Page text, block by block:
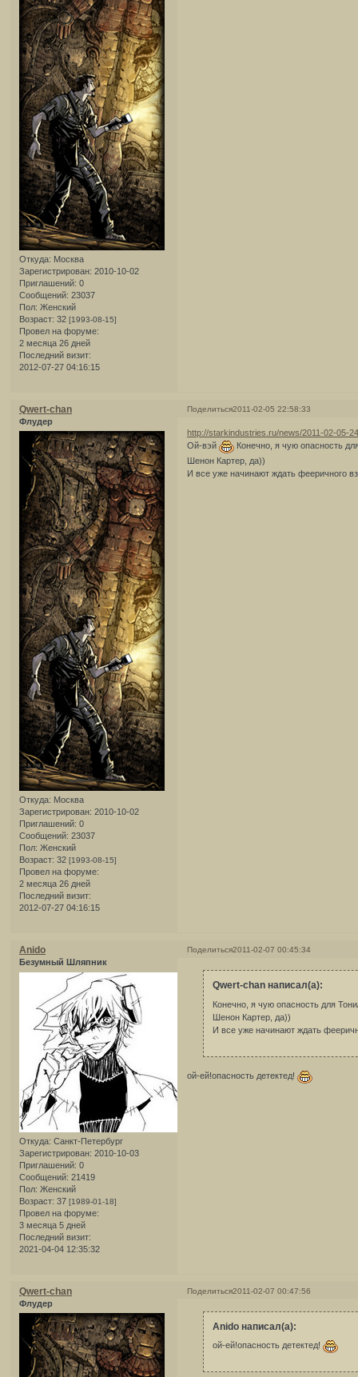
Откуда: Москва
Зарегистрирован: 2010-10-02
Приглашений: 0
Сообщений: 23037
Пол: Женский
Возраст: 32 [1993-08-15]
Провел на форуме:
2 месяца 26 дней
Последний визит:
2012-07-27 04:16:15
Поделиться2011-02-05 22:58:33
Qwert-chan
Флудер
Откуда: Москва
Зарегистрирован: 2010-10-02
Приглашений: 0
Сообщений: 23037
Пол: Женский
Возраст: 32 [1993-08-15]
Провел на форуме:
2 месяца 26 дней
Последний визит:
2012-07-27 04:16:15
http://starkindustries.ru/news/2011-02-05-
Ой-вэй
Конечно, я чую опасность
Шенон Картер, да))
И все уже начинают ждать фееричного
Поделиться2011-02-07 00:45:34
Anido
Безумный Шляпник
Откуда: Санкт-Петербург
Зарегистрирован: 2010-10-03
Приглашений: 0
Сообщений: 21419
Пол: Женский
Возраст: 37 [1989-01-18]
Провел на форуме:
3 месяца 5 дней
Последний визит:
2021-04-04 12:35:32
Qwert-chan написал(а):
Конечно, я чую опасность для
Шенон Картер, да))
И все уже начинают ждать
ой-ей!опасность детектед!
Поделиться2011-02-07 00:47:56
Qwert-chan
Флудер
Anido написал(а):
ой-ей!опасность детектед!